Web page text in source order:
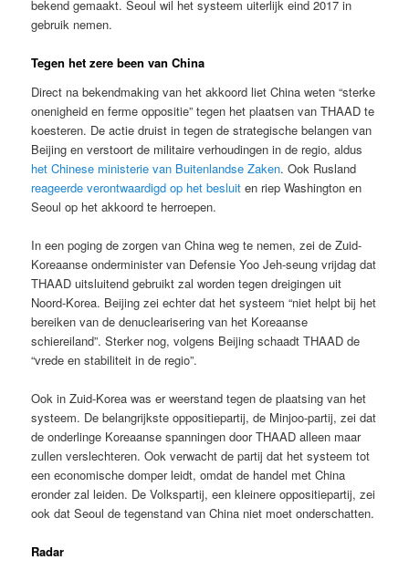
bekend gemaakt. Seoul wil het systeem uiterlijk eind 2017 in
gebruik nemen.
Tegen het zere been van China
Direct na bekendmaking van het akkoord liet China weten “sterke
onenigheid en ferme oppositie” tegen het plaatsen van THAAD te
koesteren. De actie druist in tegen de strategische belangen van
Beijing en verstoort de militaire verhoudingen in de regio, aldus
het Chinese ministerie van Buitenlandse Zaken. Ook Rusland
reageerde verontwaardigd op het besluit en riep Washington en
Seoul op het akkoord te herroepen.
In een poging de zorgen van China weg te nemen, zei de Zuid-
Koreaanse onderminister van Defensie Yoo Jeh-seung vrijdag dat
THAAD uitsluitend gebruikt zal worden tegen dreigingen uit
Noord-Korea. Beijing zei echter dat het systeem “niet helpt bij het
bereiken van de denuclearisering van het Koreaanse
schiereiland”. Sterker nog, volgens Beijing schaadt THAAD de
“vrede en stabiliteit in de regio”.
Ook in Zuid-Korea was er weerstand tegen de plaatsing van het
systeem. De belangrijkste oppositiepartij, de Minjoo-partij, zei dat
de onderlinge Koreaanse spanningen door THAAD alleen maar
zullen verslechteren. Ook verwacht de partij dat het systeem tot
een economische domper leidt, omdat de handel met China
eronder zal leiden. De Volkspartij, een kleinere oppositiepartij, zei
ook dat Seoul de tegenstand van China niet moet onderschatten.
Radar